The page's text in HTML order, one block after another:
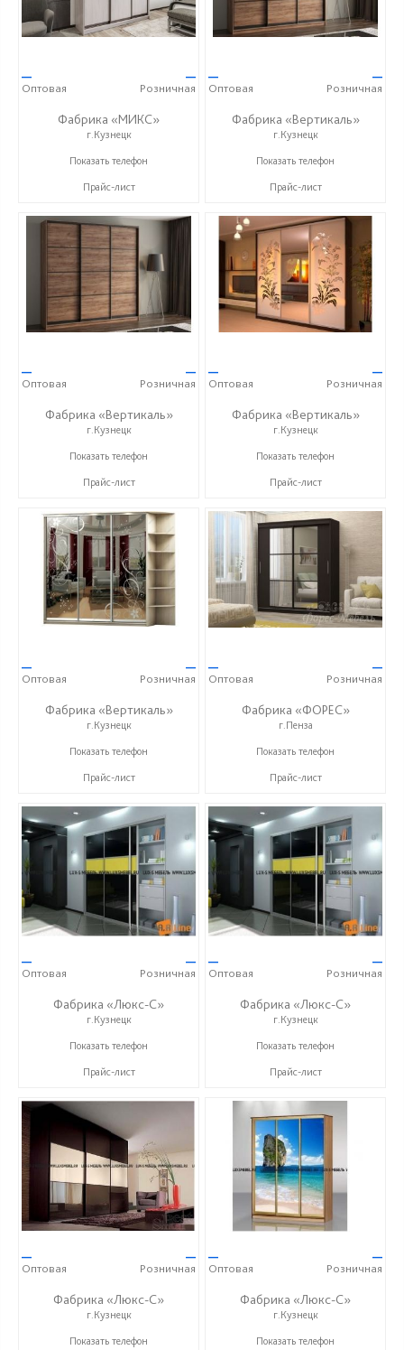
—
Оптовая
—
Розничная
Фабрика «МИКС»
г.Кузнецк
+7 (937) 423-36-37
Показать телефон
Прайс-лист
—
Оптовая
—
Розничная
Фабрика «Вертикаль»
г.Кузнецк
+7 (927) 38-059-88
Показать телефон
Прайс-лист
—
Оптовая
—
Розничная
Фабрика «Вертикаль»
г.Кузнецк
+7 (927) 38-059-88
Показать телефон
Прайс-лист
—
Оптовая
—
Розничная
Фабрика «Вертикаль»
г.Кузнецк
+7 (927) 38-059-88
Показать телефон
Прайс-лист
—
Оптовая
—
Розничная
Фабрика «Вертикаль»
г.Кузнецк
+7 (927) 38-059-88
Показать телефон
Прайс-лист
—
Оптовая
—
Розничная
Фабрика «ФОРЕС»
г.Пенза
+7 (8412) 73-85-16
Показать телефон
Прайс-лист
—
Оптовая
—
Розничная
Фабрика «Люкс-С»
г.Кузнецк
+ 7 (999) 748-11-11
Показать телефон
Прайс-лист
—
Оптовая
—
Розничная
Фабрика «Люкс-С»
г.Кузнецк
+ 7 (999) 748-11-11
Показать телефон
Прайс-лист
—
Оптовая
—
Розничная
Фабрика «Люкс-С»
г.Кузнецк
+ 7 (999) 748-11-11
Показать телефон
—
Оптовая
—
Розничная
Фабрика «Люкс-С»
г.Кузнецк
+ 7 (999) 748-11-11
Показать телефон